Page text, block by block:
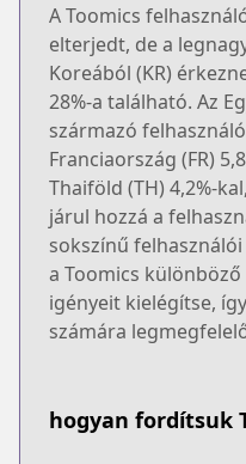
A Toomics
elterjedt, de a
Koreából (KR)
28%-a található. Az
származó
Franciaország (FR)
Thaiföld (TH) 4,2%-
járul hozzá a
sokszínű
a Toomics
igényeit kielégítse,
számára
hogyan fordítsuk